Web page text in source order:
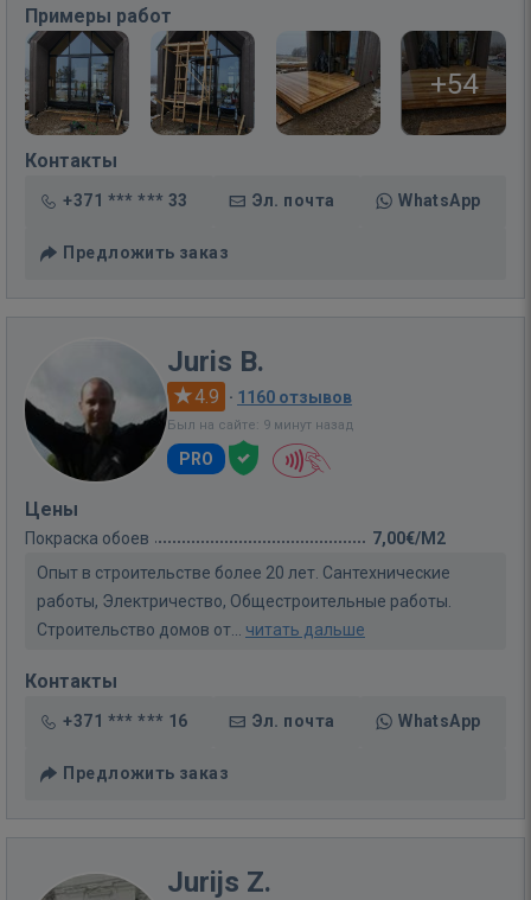
Примеры работ
+54
Контакты
+371 *** *** 33 Эл. почта WhatsApp
Предложить заказ
Juris B.
4.9 · 1160 отзывов
Был на сайте: 9 минут назад
PRO
Цены
Покраска обоев
7,00€/M2
Опыт в строительстве более 20 лет. Сантехнические
работы, Электричество, Общестроительные работы.
Строительство домов от... читать дальше
Контакты
+371 *** *** 16 Эл. почта WhatsApp
Предложить заказ
Jurijs Z.